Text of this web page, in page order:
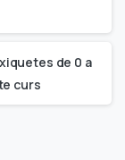
de 0 a
curs